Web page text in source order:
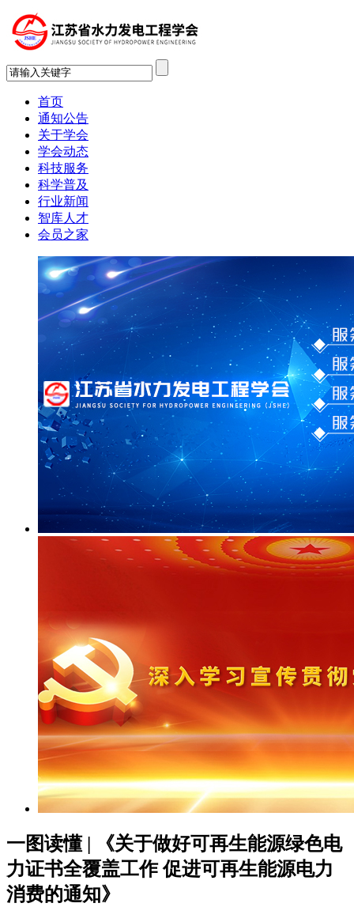
首页
通知公告
关于学会
学会动态
科技服务
科学普及
行业新闻
智库人才
会员之家
一图读懂 | 《关于做好可再生能源绿色电
力证书全覆盖工作 促进可再生能源电力
消费的通知》